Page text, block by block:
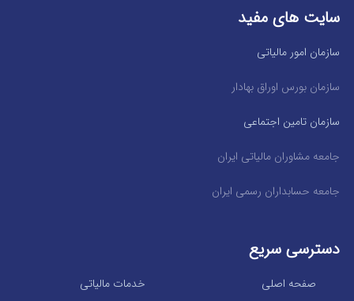
سایت های مفید
سازمان امور مالیاتی
سازمان بورس اوراق بهادار
سازمان تامین اجتماعی
جامعه مشاوران مالیاتی ایران
جامعه حسابداران رسمی ایران
دسترسی سریع
خدمات مالیاتی صفحه اصلی